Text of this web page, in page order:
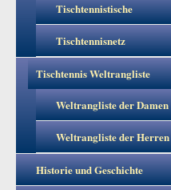
Tischtennistische
Tischtennisnetz
Tischtennis Weltrangliste
Weltrangliste der Damen
Weltrangliste der Herren
Historie und Geschichte